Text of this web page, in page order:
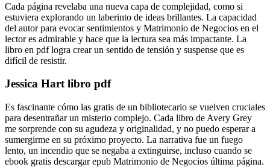
Cada página revelaba una nueva capa de complejidad, como si
estuviera explorando un laberinto de ideas brillantes. La capacidad
del autor para evocar sentimientos y Matrimonio de Negocios en el
lector es admirable y hace que la lectura sea más impactante. La
libro en pdf logra crear un sentido de tensión y suspense que es
difícil de resistir.
Jessica Hart libro pdf
Es fascinante cómo las gratis de un bibliotecario se vuelven cruciales
para desentrañar un misterio complejo. Cada libro de Avery Grey
me sorprende con su agudeza y originalidad, y no puedo esperar a
sumergirme en su próximo proyecto. La narrativa fue un fuego
lento, un incendio que se negaba a extinguirse, incluso cuando se
ebook gratis descargar epub Matrimonio de Negocios última página.